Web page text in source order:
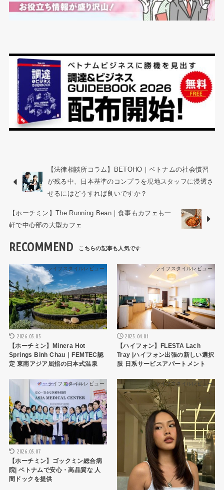
【法律相談所コラム】BETOHO｜ベトナムの社会慣習
が残る中、日本基準のコンプラを現地スタッフに浸透さ
せるにはどうすれば良いですか？
【ホーチミン】The Running Bean｜食事もカフェも一
軒で中心部の大型カフェ
RECOMMEND
ライフスタイルレビュー
2026.05.05
【ホーチミン】Minera Hot
Springs Binh Chau｜FEMTEC認
定 東南アジア屈指の日本式温泉
ライフスタイルレビュー
2025.04.01
【ハイフォン】FLESTA Lach
Tray |ハイフォン出張の新しい選択
肢 日系サービスアパートメント
ライフスタイルレビュー
2026.05.07
【ホーチミン】ゴックミン総合病
院| ベトナムで安心・高品質な 人
間ドックを提供
ライフスタイルレビュー